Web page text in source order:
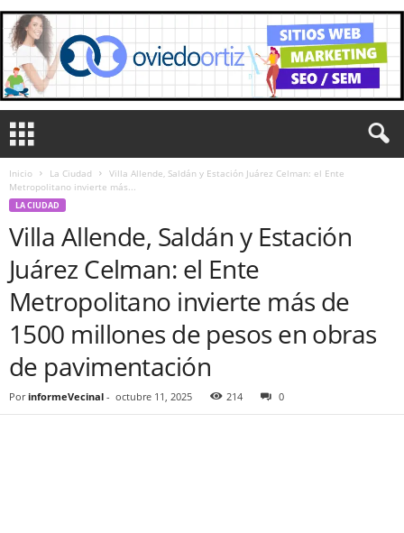
Inicio La Ciudad
Villa Allende, Saldán y Estación Juárez Celman: el Ente
Metropolitano invierte más...
LA CIUDAD
Villa Allende, Saldán y Estación
Juárez Celman: el Ente
Metropolitano invierte más de
1500 millones de pesos en obras
de pavimentación
Por informeVecinal - octubre 11, 2025 214 0